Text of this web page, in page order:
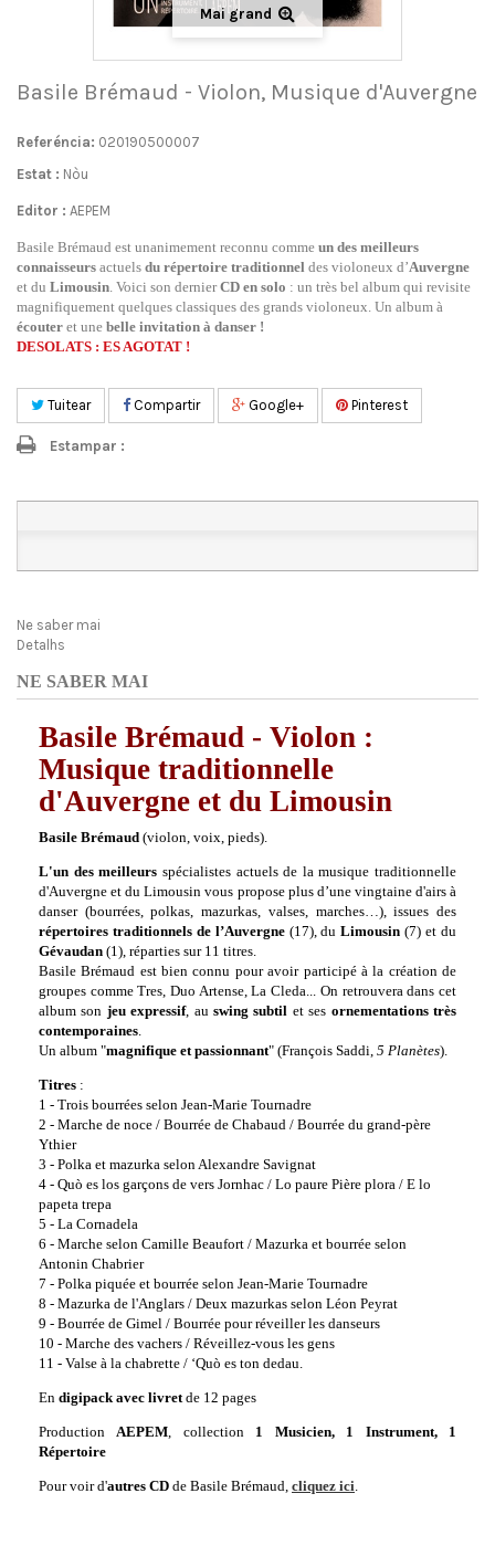
Mai grand
Basile Brémaud - Violon, Musique d'Auvergne
Referéncia: 020190500007
Estat : Nòu
Editor : AEPEM
Basile Brémaud est unanimement reconnu comme un des meilleurs
connaisseurs actuels du répertoire traditionnel des violoneux d’Auvergne
et du Limousin. Voici son dernierCD en solo : un très bel album qui revisite
magnifiquement quelques classiques des grands violoneux. Un album à
écouter et une belle invitation à danser !
DESOLATS : ES AGOTAT !
Tuitear Compartir Google+ Pinterest
Estampar :
Ne saber mai
Detalhs
NE SABER MAI
Basile Brémaud - Violon :
Musique traditionnelle
d'Auvergne et du Limousin
Basile Brémaud (violon, voix, pieds).
L'un des meilleurs spécialistes actuels de la musique traditionnelle
d'Auvergne et du Limousin vous propose plus d’une vingtaine d'airs à
danser (bourrées, polkas, mazurkas, valses, marches…), issues des
répertoires traditionnels de l’Auvergne(17), duLimousin (7) et du
Gévaudan (1), réparties sur 11 titres.
Basile Brémaud est bien connu pour avoir participé à la création de
groupes comme Tres, Duo Artense, La Cleda... On retrouvera dans cet
album son jeu expressif, auswing subtil et ses ornementations très
contemporaines.
Un album "magnifique et passionnant" (François Saddi, 5 Planètes).
Titres :
1 - Trois bourrées selon Jean-Marie Tournadre
2 - Marche de noce / Bourrée de Chabaud / Bourrée du grand-père
Ythier
3 - Polka et mazurka selon Alexandre Savignat
4 - Quò es los garçons de vers Jornhac / Lo paure Pière plora / E lo
papeta trepa
5 - La Cornadela
6 - Marche selon Camille Beaufort / Mazurka et bourrée selon
Antonin Chabrier
7 - Polka piquée et bourrée selon Jean-Marie Tournadre
8 - Mazurka de l'Anglars / Deux mazurkas selon Léon Peyrat
9 - Bourrée de Gimel / Bourrée pour réveiller les danseurs
10 - Marche des vachers / Réveillez-vous les gens
11 - Valse à la chabrette / ‘Quò es ton dedau.
En digipack avec livretde 12 pages
ProductionAEPEM, collection 1 Musicien, 1 Instrument, 1
Répertoire
Pour voir d'autres CD de Basile Brémaud, cliquez ici.